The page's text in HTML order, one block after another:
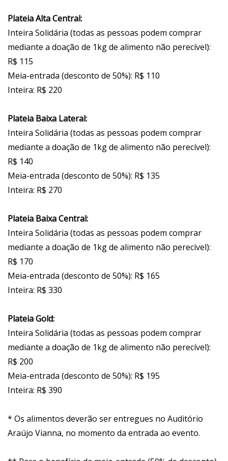
Plateia Alta Central:
Inteira Solidária (todas as pessoas podem comprar
mediante a doação de 1kg de alimento não perecível):
R$ 115
Meia-entrada (desconto de 50%): R$ 110
Inteira: R$ 220
Plateia Baixa Lateral:
Inteira Solidária (todas as pessoas podem comprar
mediante a doação de 1kg de alimento não perecível):
R$ 140
Meia-entrada (desconto de 50%): R$ 135
Inteira: R$ 270
Plateia Baixa Central:
Inteira Solidária (todas as pessoas podem comprar
mediante a doação de 1kg de alimento não perecível):
R$ 170
Meia-entrada (desconto de 50%): R$ 165
Inteira: R$ 330
Plateia Gold:
Inteira Solidária (todas as pessoas podem comprar
mediante a doação de 1kg de alimento não perecível):
R$ 200
Meia-entrada (desconto de 50%): R$ 195
Inteira: R$ 390
* Os alimentos deverão ser entregues no Auditório
Araújo Vianna, no momento da entrada ao evento.